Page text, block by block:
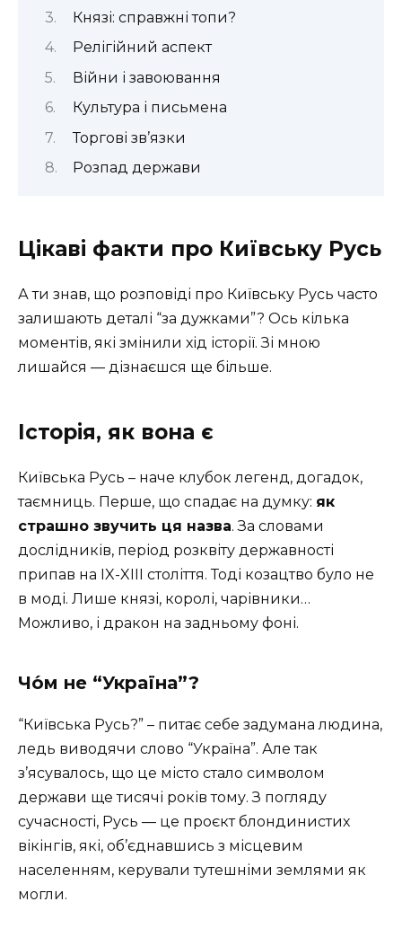
Князі: справжні топи?
Релігійний аспект
Війни і завоювання
Культура і письмена
Торгові зв’язки
Розпад держави
Цікаві факти про Київську Русь
А ти знав, що розповіді про Київську Русь часто
залишають деталі “за дужками”? Ось кілька
моментів, які змінили хід історії. Зі мною
лишайся — дізнаєшся ще більше.
Історія, як вона є
Київська Русь – наче клубок легенд, догадок,
таємниць. Перше, що спадає на думку: як
страшно звучить ця назва. За словами
дослідників, період розквіту державності
припав на IX-XIII століття. Тоді козацтво було не
в моді. Лише князі, королі, чарівники…
Можливо, і дракон на задньому фоні.
Чо́м не “Україна”?
“Київська Русь?” – питає себе задумана людина,
ледь виводячи слово “Україна”. Але так
з’ясувалось, що це місто стало символом
держави ще тисячі років тому. З погляду
сучасності, Русь — це проєкт блондинистих
вікінгів, які, об’єднавшись з місцевим
населенням, керували тутешніми землями як
могли.